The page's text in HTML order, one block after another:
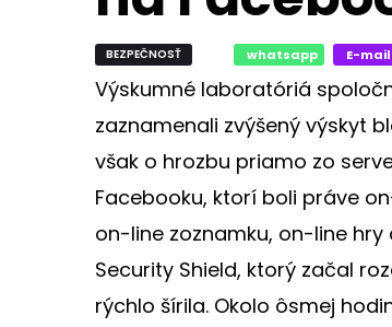
BEZPEČNOSŤ whatsapp E-mail
Výskumné laboratóriá
zaznamenali zvýšený výskyt
však o hrozbu priamo zo
Facebooku, ktorí boli práve
on-line zoznamku, on-line
Security Shield, ktorý začal
rýchlo šírila. Okolo ôsmej